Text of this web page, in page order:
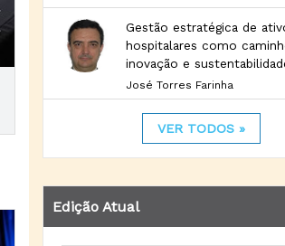
Gestão estratégica de
hospitalares como
inovação e
José Torres Farinha
VER TODOS »
Edição Atual